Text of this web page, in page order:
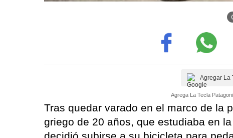
Agregar La
Agrega La Tecla
Tras quedar varado en el marco de la
griego de 20 años, que estudiaba en